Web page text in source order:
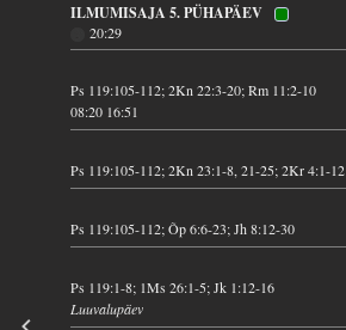
ILMUMISAJA 5. PÜHAPÄEV
20:29
Ps 119:105-112; 2Kn 22:3-20; Rm 11:2-10
08:20 16:51
Ps 119:105-112; 2Kn 23:1-8, 21-25; 2Kr 4:1-12
Ps 119:105-112; Õp 6:6-23; Jh 8:12-30
Ps 119:1-8; 1Ms 26:1-5; Jk 1:12-16
Luuvalupäev